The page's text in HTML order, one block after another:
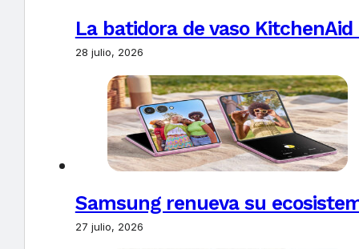
La batidora de vaso
28 julio, 2026
Samsung renueva su
27 julio, 2026